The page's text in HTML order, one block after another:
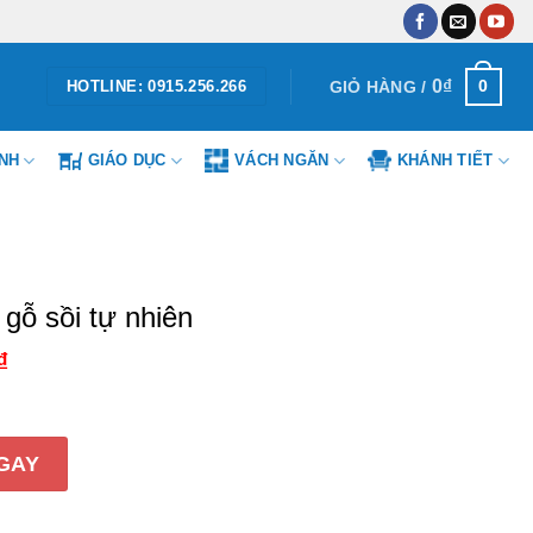
HOTLINE: 0915.256.266 GIỎ HÀNG / 0₫ 0
GIÁO DỤC VÁCH NGĂN KHÁNH TIẾT
sồi tự nhiên
Giá
490.000₫.